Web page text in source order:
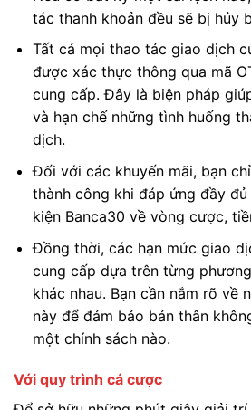
tác thanh khoản đều sẽ bị hủy
Tất cả mọi thao tác giao dịch
được xác thực thông qua mã
cung cấp. Đây là biện pháp
và hạn chế những tình huống
dịch.
Đối với các khuyến mãi, bạn
thành công khi đáp ứng đầy
kiện Banca30 về vòng cược,
Đồng thời, các hạn mức giao
cung cấp dựa trên từng
khác nhau. Bạn cần nắm rõ về
này để đảm bảo bản thân
một chính sách nào.
Với quy trình cá cược